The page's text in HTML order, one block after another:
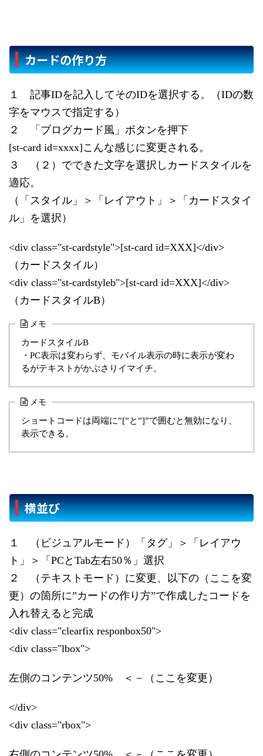
カードの作り方
１ 記事IDを記入してそのIDを選択する。（IDの数
字をマウスで指定する）
２ 「ブログカード風」ボタンを押下
[st-card id=xxxx]こんな感じに変更される。
３ （２）でできた文字を選択しカードスタイルを
適応。
（「スタイル」＞「レイアウト」＞「カードスタイ
ル」を選択）
<div class="st-cardstyle">[st-card id=XXX]</div>
（カードスタイル）
<div class="st-cardstyleb">[st-card id=XXX]</div>
（カードスタイルB）
メモ
カードスタイルB
・PC表示は変わらず、モバイル表示の時に表示が変わ
るがテキストがかぶさりイマイチ。
メモ
ショートコードは両端に”[”と”]”で囲むと無効になり、
表示できる。
横並び
１ （ビジュアルモード）「タグ」＞「レイアウ
ト」＞「PCとTab左右50％」選択
２ （テキストモード）に変更、以下の（ここを変
更）の箇所に”カードの作り方”で作成したコードを
入れ替えると完成
<div class="clearfix responbox50">
<div class="lbox">
左側のコンテンツ50% ＜－（ここを変更）
</div>
<div class="rbox">